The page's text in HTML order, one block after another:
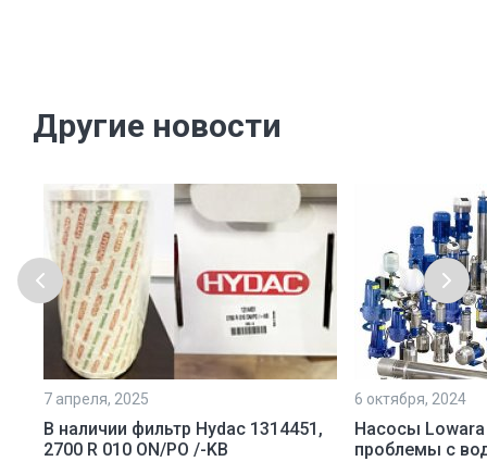
Другие новости
7 апреля, 2025
В наличии фильтр Hydac 1314451,
2700 R 010 ON/PO /-KB
6 октября, 2024
Насосы
проблемы с